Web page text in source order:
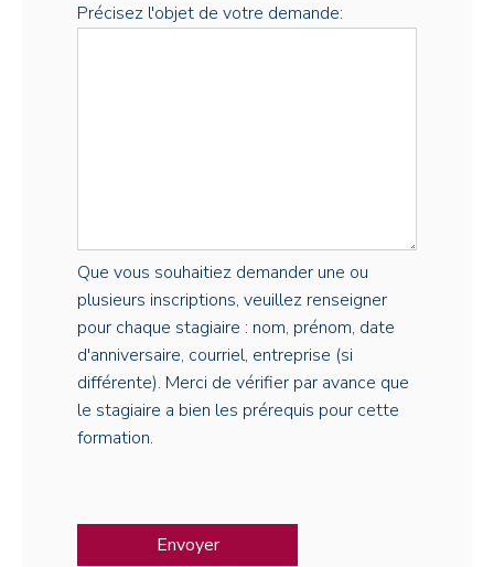
Précisez l'objet de votre demande:
Que vous souhaitiez demander une ou
plusieurs inscriptions, veuillez renseigner
pour chaque stagiaire : nom, prénom, date
d'anniversaire, courriel, entreprise (si
différente). Merci de vérifier par avance que
le stagiaire a bien les prérequis pour cette
formation.